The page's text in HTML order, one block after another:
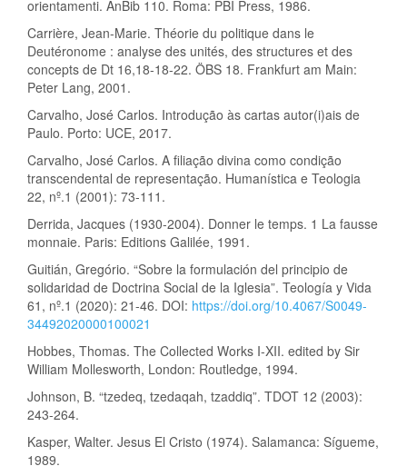
orientamenti. AnBib 110. Roma: PBI Press, 1986.
Carrière, Jean-Marie. Théorie du politique dans le
Deutéronome : analyse des unités, des structures et des
concepts de Dt 16,18-18-22. ÖBS 18. Frankfurt am Main:
Peter Lang, 2001.
Carvalho, José Carlos. Introdução às cartas autor(i)ais de
Paulo. Porto: UCE, 2017.
Carvalho, José Carlos. A filiação divina como condição
transcendental de representação. Humanística e Teologia
22, nº.1 (2001): 73-111.
Derrida, Jacques (1930-2004). Donner le temps. 1 La fausse
monnaie. Paris: Editions Galilée, 1991.
Guitián, Gregório. “Sobre la formulación del principio de
solidaridad de Doctrina Social de la Iglesia”. Teología y Vida
61, nº.1 (2020): 21-46. DOI: https://doi.org/10.4067/S0049-
34492020000100021
Hobbes, Thomas. The Collected Works I-XII. edited by Sir
William Mollesworth, London: Routledge, 1994.
Johnson, B. “tzedeq, tzedaqah, tzaddiq”. TDOT 12 (2003):
243-264.
Kasper, Walter. Jesus El Cristo (1974). Salamanca: Sígueme,
1989.